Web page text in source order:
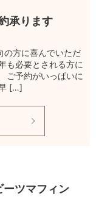
承ります
の方に喜んでいただ
も必要とされる方に
ご予約がいっぱいに
[…]
ーツマフィン